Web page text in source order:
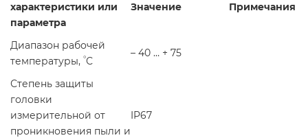
характеристики или
параметра
Значение Примечания
Диапазон рабочей
температуры, °С
– 40 … + 75
Степень защиты
головки
измерительной от
проникновения пыли и
IP67